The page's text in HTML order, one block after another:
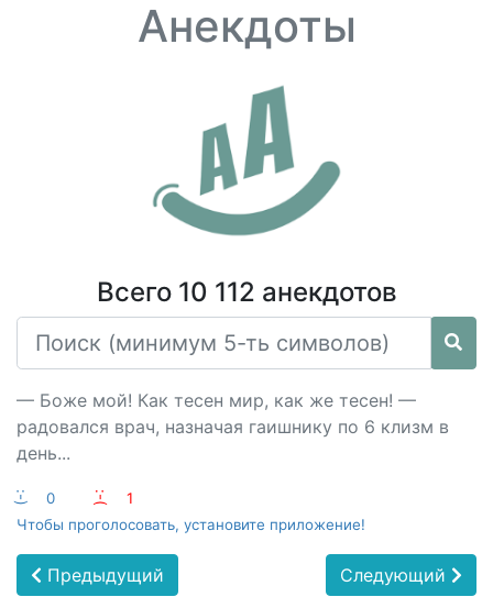
Анекдоты
Всего 10 112 анекдотов
— Боже мой! Как тесен мир, как же тесен! —
радовался врач, назначая гаишнику по 6 клизм в
день...
:-) 0 :-(
1
Чтобы проголосовать, установите приложение!
Предыдущий Следующий